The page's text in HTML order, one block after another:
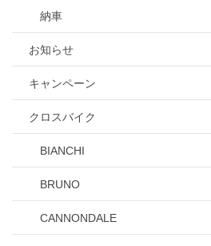
納車
お知らせ
キャンペーン
クロスバイク
BIANCHI
BRUNO
CANNONDALE